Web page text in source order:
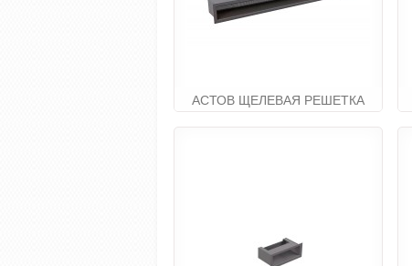
АСТОВ ЩЕЛЕВАЯ РЕШЕТКА
РПТС 100Х6